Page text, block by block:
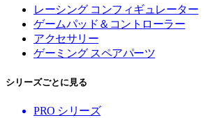
レーシング コンフィギュレーター
ゲームパッド＆コントローラー
アクセサリー
ゲーミング スペアパーツ
シリーズごとに見る
PRO シリーズ